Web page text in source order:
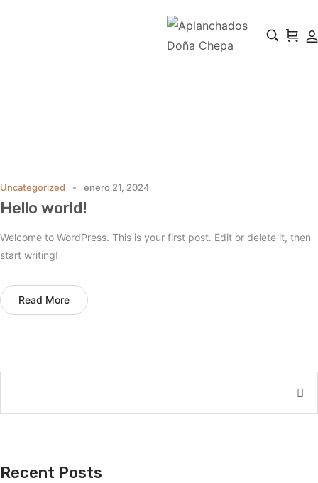
Uncategorized enero 21, 2024
Hello world!
Welcome to WordPress. This is your first post. Edit or delete it, then
start writing!
Read More
Recent Posts